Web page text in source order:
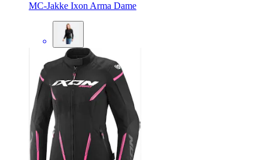
MC-Jakke Ixon Arma Dame